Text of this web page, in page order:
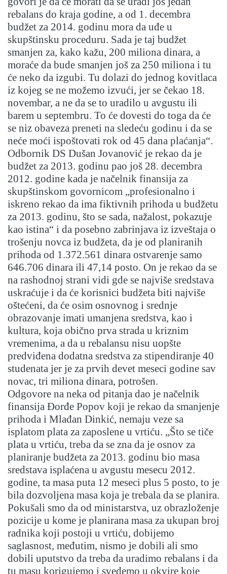
rebalans do kraja godine, a od 1. decembra
budžet za 2014. godinu mora da uđe u
skupštinsku proceduru. Sada je taj budžet
smanjen za, kako kažu, 200 miliona dinara, a
moraće da bude smanjen još za 250 miliona i tu
će neko da izgubi. Tu dolazi do jednog kovitlaca
iz kojeg se ne možemo izvući, jer se čekao 18.
novembar, a ne da se to uradilo u avgustu ili
barem u septembru. To će dovesti do toga da će
se niz obaveza preneti na sledeću godinu i da se
neće moći ispoštovati rok od 45 dana plaćanja“.
Odbornik DS Dušan Jovanović je rekao da je
budžet za 2013. godinu pao još 28. decembra
2012. godine kada je načelnik finansija za
skupštinskom govornicom „profesionalno i
iskreno rekao da ima fiktivnih prihoda u budžetu
za 2013. godinu, što se sada, nažalost, pokazuje
kao istina“ i da posebno zabrinjava iz izveštaja o
trošenju novca iz budžeta, da je od planiranih
prihoda od 1.372.561 dinara ostvarenje samo
646.706 dinara ili 47,14 posto. On je rekao da se
na rashodnoj strani vidi gde se najviše sredstava
uskraćuje i da će korisnici budžeta biti najviše
oštećeni, da će osim osnovnog i srednje
obrazovanje imati umanjena sredstva, kao i
kultura, koja obično prva strada u kriznim
vremenima, a da u rebalansu nisu uopšte
predviđena dodatna sredstva za stipendiranje 40
studenata jer je za prvih devet meseci godine sav
novac, tri miliona dinara, potrošen.
Odgovore na neka od pitanja dao je načelnik
finansija Đorđe Popov koji je rekao da smanjenje
prihoda i Mlađan Dinkić, nemaju veze sa
isplatom plata za zaposlene u vrtiću. „Što se tiče
plata u vrtiću, treba da se zna da je osnov za
planiranje budžeta za 2013. godinu bio masa
sredstava isplaćena u avgustu mesecu 2012.
godine, ta masa puta 12 meseci plus 5 posto, to je
bila dozvoljena masa koja je trebala da se planira.
Pokušali smo da od ministarstva, uz obrazloženje
pozicije u kome je planirana masa za ukupan broj
radnika koji postoji u vrtiću, dobijemo
saglasnost, međutim, nismo je dobili ali smo
dobili uputstvo da treba da uradimo rebalans i da
tu masu korigujemo i svedemo u okvire koje